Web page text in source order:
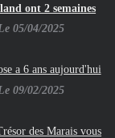
ont 2 semaines
05/04/2025
a 6 ans aujourd'hui
09/02/2025
des Marais vous